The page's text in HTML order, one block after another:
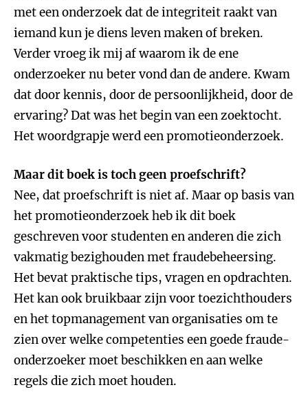
met een onderzoek dat de integriteit raakt van
iemand kun je diens leven maken of breken.
Verder vroeg ik mij af waarom ik de ene
onderzoeker nu beter vond dan de andere. Kwam
dat door kennis, door de persoonlijkheid, door de
ervaring? Dat was het begin van een zoektocht.
Het woordgrapje werd een promotieonderzoek.
Maar dit boek is toch geen proefschrift?
Nee, dat proefschrift is niet af. Maar op basis van
het promotieonderzoek heb ik dit boek
geschreven voor studenten en anderen die zich
vakmatig bezighouden met fraudebeheersing.
Het bevat praktische tips, vragen en opdrachten.
Het kan ook bruikbaar zijn voor toezichthouders
en het topmanagement van organisaties om te
zien over welke competenties een goede fraude-
onderzoeker moet beschikken en aan welke
regels die zich moet houden.